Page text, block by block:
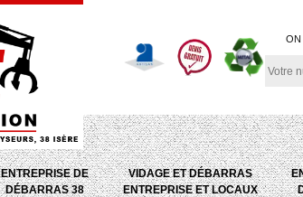
ON
ENTREPRISE DE
DÉBARRAS 38
VIDAGE ET DÉBARRAS
ENTREPRISE ET LOCAUX